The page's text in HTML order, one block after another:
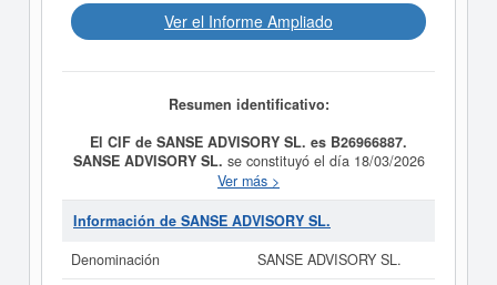
Ver el Informe Ampliado
Resumen identificativo:
El CIF de SANSE ADVISORY SL. es B26966887.
SANSE ADVISORY SL. se constituyó el día 18/03/2026
con el objetivo de a) La prestación de servicios de
consultoría estratégica, tecnológica, empresarial,
financiera, organizativa, operativa, de innovación y de
entidades públicas o privadas. b) La dirección, gestión,
Ver más >
Información de SANSE ADVISORY SL.
Denominación
SANSE ADVISORY SL.